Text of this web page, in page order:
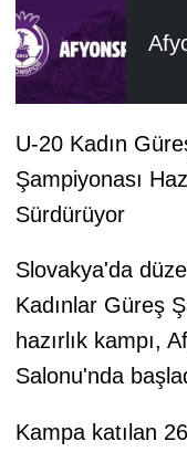
U-20 Kadın
Şampiyonası
Sürdürüyor
Slovakya'da
Kadınlar Güreş
hazırlık kampı,
Salonu'nda
Kampa katılan